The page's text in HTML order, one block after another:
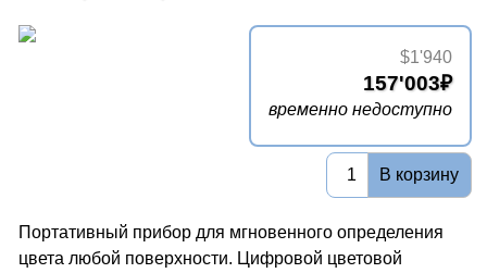
$1'940
157'003
временно недоступно
В корзину
Портативный прибор для мгновенного определения
цвета любой поверхности. Цифровой цветовой